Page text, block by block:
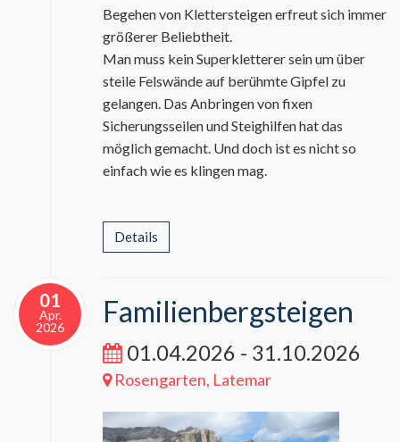
Begehen von Klettersteigen erfreut sich immer
größerer Beliebtheit.
Man muss kein Superkletterer sein um über
steile Felswände auf berühmte Gipfel zu
gelangen. Das Anbringen von fixen
Sicherungsseilen und Steighilfen hat das
möglich gemacht. Und doch ist es nicht so
einfach wie es klingen mag.
Details
01
Apr.
2026
Familienbergsteigen
01.04.2026 - 31.10.2026
Rosengarten, Latemar